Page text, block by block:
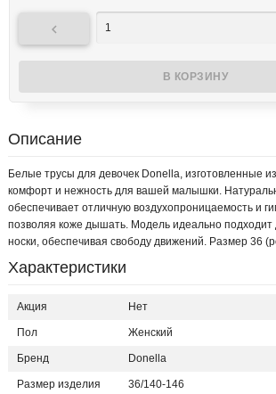

Описание
Белые трусы для девочек Donella, изготовленные
комфорт и нежность для вашей малышки.
обеспечивает отличную воздухопроницаемость и
позволяя коже дышать. Модель идеально подходит
носки, обеспечивая свободу движений. Размер 36
Характеристики
Акция Нет
Пол Женский
Бренд Donella
Размер изделия 36/140-146